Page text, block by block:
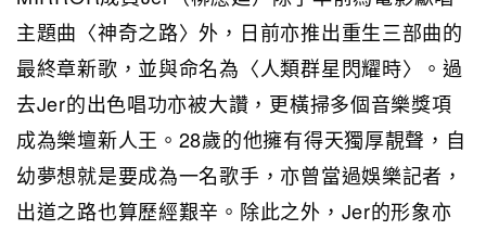
主題曲〈神奇之路〉外，日前亦推出重生三部曲的
最終章新歌，並與命名為 〈人類群星閃耀時〉
。過
去Jer的出色唱功亦被大讚，更橫掃多個音樂獎項
成為樂壇新人王。28歲的他擁有得天獨厚靚聲，自
幼夢想就是要成為一名歌手，亦曾當過娛樂記者，
出道之路也算歷經艱辛。除此之外，Jer的形象亦